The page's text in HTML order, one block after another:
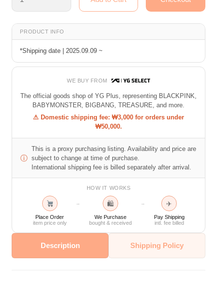
PRODUCT INFO
*Shipping date | 2025.09.09 ~
WE BUY FROM
The official goods shop of YG Plus, representing BLACKPINK,
BABYMONSTER, BIGBANG, TREASURE, and more.
⚠ Domestic shipping fee: ₩3,000 for orders under
₩50,000.
ⓘ
This is a proxy purchasing listing. Availability and price are
subject to change at time of purchase.
International shipping fee is billed separately after arrival.
HOW IT WORKS
Place Order
item price only
→ 🛍
We Purchase
bought & received
→ ✈
Pay Shipping
intl. fee billed
Description Shipping Policy